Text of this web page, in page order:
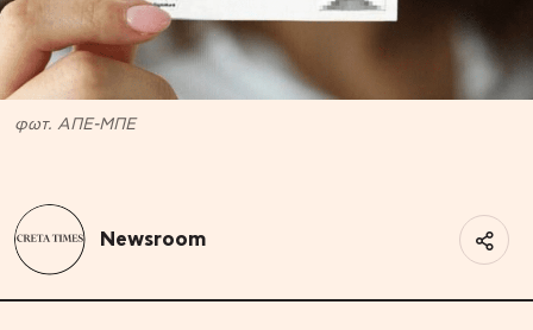
φωτ. ΑΠΕ-ΜΠΕ
Newsroom